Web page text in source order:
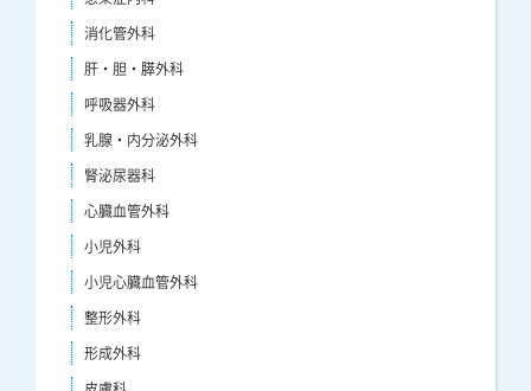
消化管外科
肝・胆・膵外科
呼吸器外科
乳腺・内分泌外科
腎泌尿器科
心臓血管外科
小児外科
小児心臓血管外科
整形外科
形成外科